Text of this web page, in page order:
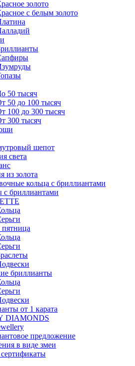
золото
с белым золото
50 тысяч
50 до 100 тысяч
100 до 300 тысяч
300 тысяч
шепот
света
из золота
кольца с бриллиантами
с бриллиантами
пятница
бриллианты
от 1 карата
DIAMONDS
предложение
в виде змеи